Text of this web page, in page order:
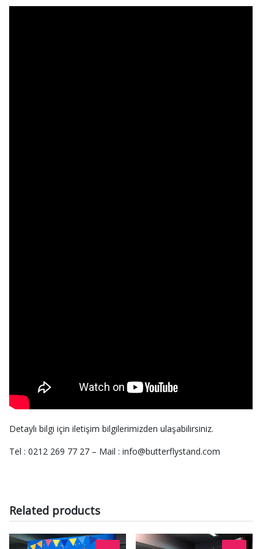
Detaylı bilgi için iletişim bilgilerimizden ulaşabilirsiniz.
Tel : 0212 269 77 27 – Mail : info@butterflystand.com
Related products